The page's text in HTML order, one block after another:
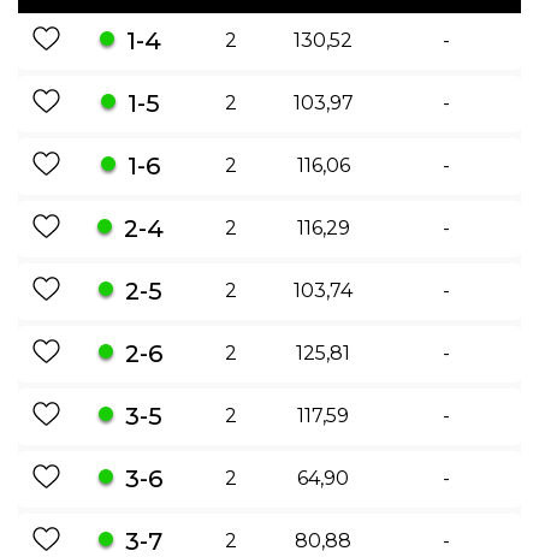
1-4 2 130,52 -
1-5 2 103,97 -
1-6 2 116,06 -
2-4 2 116,29 -
2-5 2 103,74 -
2-6 2 125,81 -
3-5 2 117,59 -
3-6 2 64,90 -
3-7 2 80,88 -